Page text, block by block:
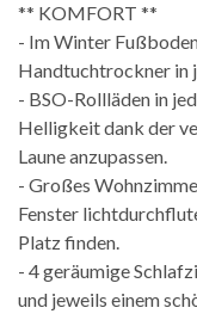
** KOMFORT **
- Im Winter
Handtuchtrockner in
- BSO-Rollläden in
Helligkeit dank der
Laune anzupassen.
- Großes
Fenster
Platz finden.
- 4 geräumige
und jeweils einem